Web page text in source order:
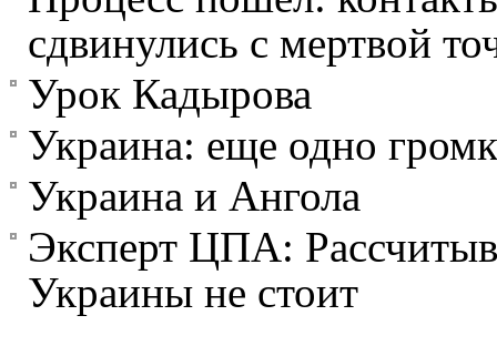
сдвинулись с мертвой
Урок Кадырова
Украина: еще одно
Украина и Ангола
Эксперт ЦПА:
Украины не стоит